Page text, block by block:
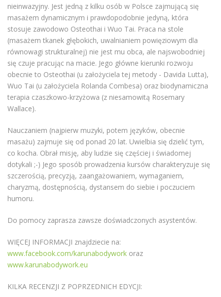
nieinwazyjny. Jest jedną z kilku osób w Polsce zajmującą się
masażem dynamicznym i prawdopodobnie jedyną, która
stosuje zawodowo Osteothai i Wuo Tai. Praca na stole
(masażem tkanek głębokich, uwalnianiem powięziowym dla
równowagi strukturalnej) nie jest mu obca, ale najswobodniej
się czuje pracując na macie. Jego główne kierunki rozwoju
obecnie to Osteothai (u założyciela tej metody - Davida Lutta),
Wuo Tai (u założyciela Rolanda Combesa) oraz biodynamiczna
terapia czaszkowo-krzyżowa (z niesamowitą Rosemary
Wallace).
Nauczaniem (najpierw muzyki, potem języków, obecnie
masażu) zajmuje się od ponad 20 lat. Uwielbia się dzielić tym,
co kocha. Obrał misję, aby ludzie się częściej i świadomej
dotykali ;-) Jego sposób prowadzenia kursów charakteryzuje się
szczerością, precyzją, zaangażowaniem, wymaganiem,
charyzmą, dostępnością, dystansem do siebie i poczuciem
humoru.
Do pomocy zaprasza zawsze doświadczonych asystentów.
WIĘCEJ INFORMACJI znajdziecie na:
www.facebook.com/karunabodywork oraz
www.karunabodywork.eu
KILKA RECENZJI Z POPRZEDNICH EDYCJI: